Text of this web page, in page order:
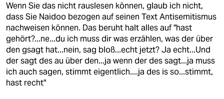
Wenn Sie das nicht rauslesen können, glaub ich nicht,
dass Sie Naidoo bezogen auf seinen Text Antisemitismus
nachweisen können. Das beruht halt alles auf "hast
gehört?...ne...du ich muss dir was erzählen, was der über
den gsagt hat...nein, sag bloß...echt jetzt? Ja echt...Und
der sagt des au über den...ja wenn der des sagt...ja muss
ich auch sagen, stimmt eigentlich....ja des is so...stimmt,
hast recht"